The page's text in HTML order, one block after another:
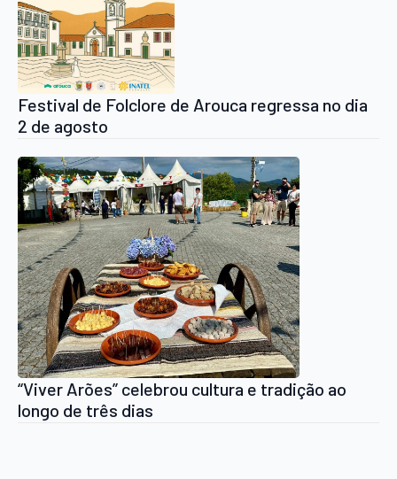
Festival de Folclore de Arouca regressa no dia
2 de agosto
“Viver Arões” celebrou cultura e tradição ao
longo de três dias